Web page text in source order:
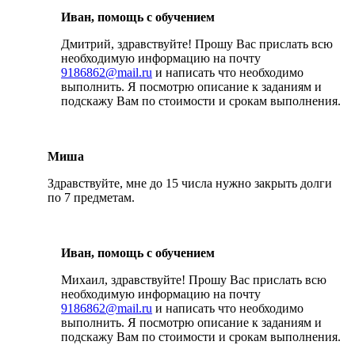
Иван, помощь с обучением
Дмитрий, здравствуйте! Прошу Вас прислать всю
необходимую информацию на почту
9186862@mail.ru и написать что необходимо
выполнить. Я посмотрю описание к заданиям и
подскажу Вам по стоимости и срокам выполнения.
Миша
Здравствуйте, мне до 15 числа нужно закрыть долги
по 7 предметам.
Иван, помощь с обучением
Михаил, здравствуйте! Прошу Вас прислать всю
необходимую информацию на почту
9186862@mail.ru и написать что необходимо
выполнить. Я посмотрю описание к заданиям и
подскажу Вам по стоимости и срокам выполнения.